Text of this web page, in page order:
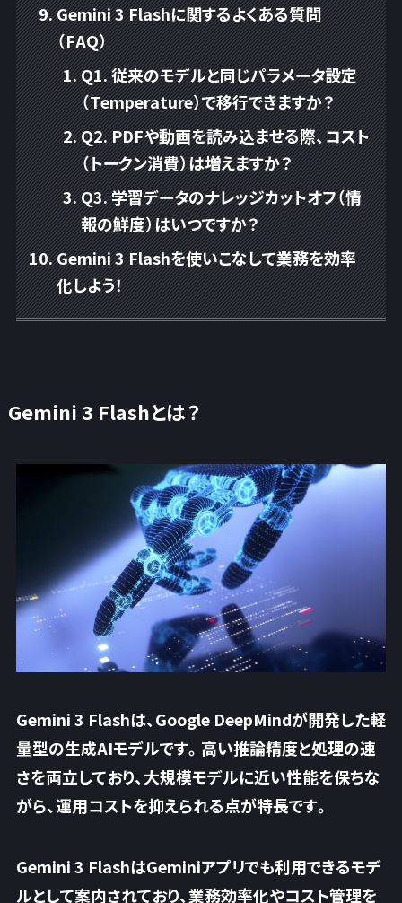
Gemini 3 Flashに関するよくある質問
（FAQ）
Q1. 従来のモデルと同じパラメータ設定
（Temperature）で移行できますか？
Q2. PDFや動画を読み込ませる際、コスト
（トークン消費）は増えますか？
Q3. 学習データのナレッジカットオフ（情
報の鮮度）はいつですか？
Gemini 3 Flashを使いこなして業務を効率
化しよう！
Gemini 3 Flashとは？
Gemini 3 Flashは、Google DeepMindが開発した軽
量型の生成AIモデルです。高い推論精度と処理の速
さを両立しており、大規模モデルに近い性能を保ちな
がら、運用コストを抑えられる点が特長です。
Gemini 3 FlashはGeminiアプリでも利用できるモデ
ルとして案内されており、業務効率化やコスト管理を